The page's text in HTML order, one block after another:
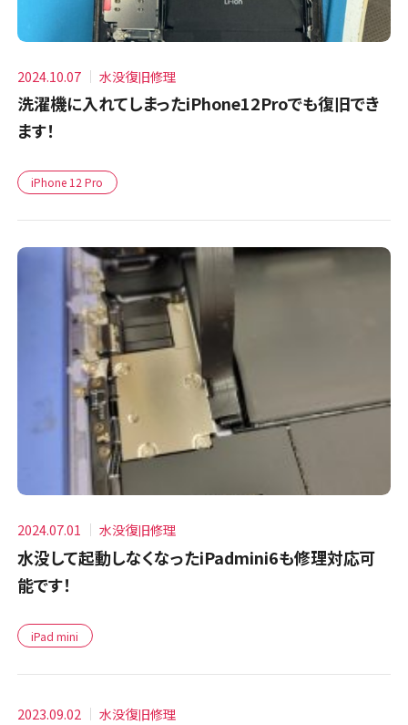
2024.10.07 水没復旧修理
洗濯機に入れてしまったiPhone12Proでも復旧でき
ます！
iPhone 12 Pro
2024.07.01 水没復旧修理
水没して起動しなくなったiPadmini6も修理対応可
能です！
iPad mini
2023.09.02 水没復旧修理